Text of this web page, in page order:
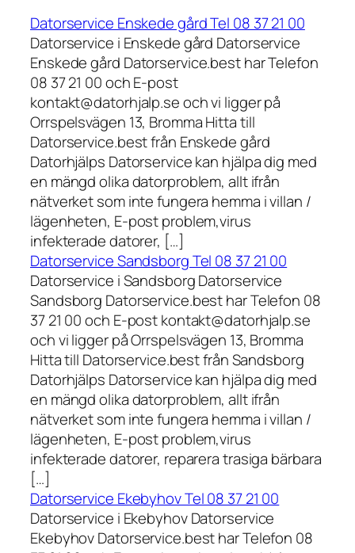
Datorservice Enskede gård Tel 08 37 21 00
Datorservice i Enskede gård Datorservice
Enskede gård Datorservice.best har Telefon
08 37 21 00 och E-post
kontakt@datorhjalp.se och vi ligger på
Orrspelsvägen 13, Bromma Hitta till
Datorservice.best från Enskede gård
Datorhjälps Datorservice kan hjälpa dig med
en mängd olika datorproblem, allt ifrån
nätverket som inte fungera hemma i villan /
lägenheten, E-post problem,virus
infekterade datorer, […]
Datorservice Sandsborg Tel 08 37 21 00
Datorservice i Sandsborg Datorservice
Sandsborg Datorservice.best har Telefon 08
37 21 00 och E-post kontakt@datorhjalp.se
och vi ligger på Orrspelsvägen 13, Bromma
Hitta till Datorservice.best från Sandsborg
Datorhjälps Datorservice kan hjälpa dig med
en mängd olika datorproblem, allt ifrån
nätverket som inte fungera hemma i villan /
lägenheten, E-post problem,virus
infekterade datorer, reparera trasiga bärbara
[…]
Datorservice Ekebyhov Tel 08 37 21 00
Datorservice i Ekebyhov Datorservice
Ekebyhov Datorservice.best har Telefon 08